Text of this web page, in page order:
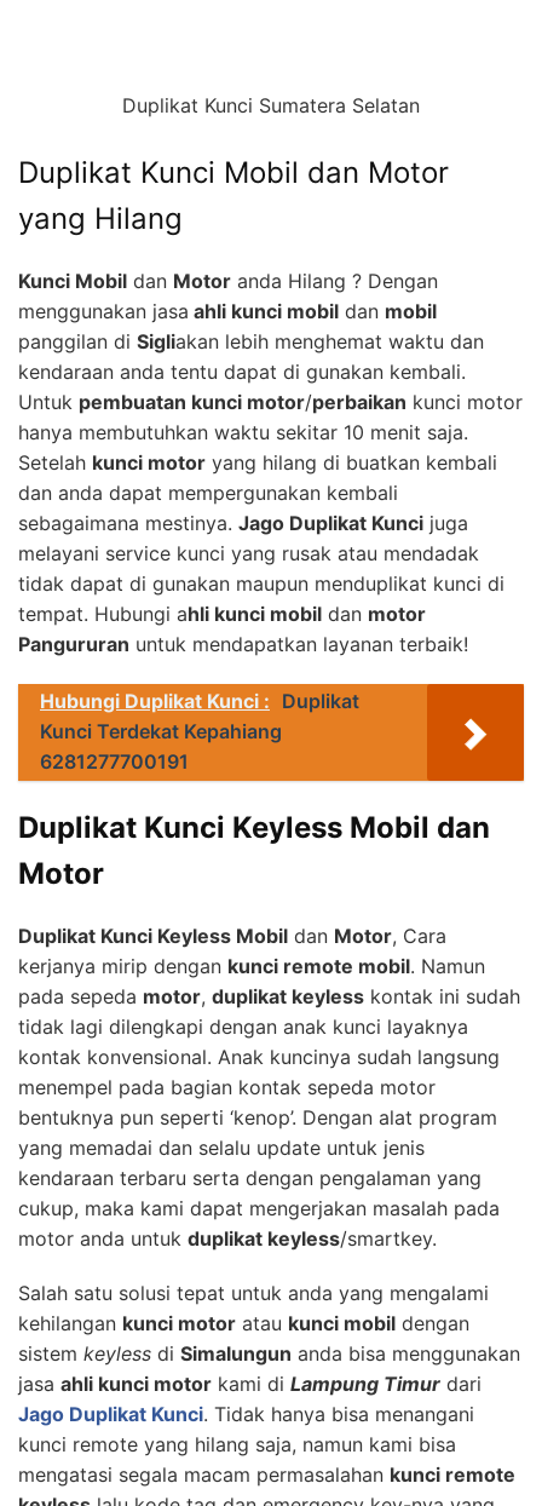
Duplikat Kunci Sumatera Selatan
Duplikat Kunci Mobil dan Motor
yang Hilang
Kunci Mobil dan Motor anda Hilang ? Dengan
menggunakan jasa ahli kunci mobil dan mobil
panggilan di Sigliakan lebih menghemat waktu dan
kendaraan anda tentu dapat di gunakan kembali.
Untuk pembuatan kunci motor/perbaikan kunci motor
hanya membutuhkan waktu sekitar 10 menit saja.
Setelah kunci motor yang hilang di buatkan kembali
dan anda dapat mempergunakan kembali
sebagaimana mestinya. Jago Duplikat Kunci juga
melayani service kunci yang rusak atau mendadak
tidak dapat di gunakan maupun menduplikat kunci di
tempat. Hubungi ahli kunci mobil dan motor
Pangururan untuk mendapatkan layanan terbaik!
Hubungi Duplikat Kunci : Duplikat
Kunci Terdekat Kepahiang
6281277700191
Duplikat Kunci Keyless Mobil dan
Motor
Duplikat Kunci Keyless Mobil dan Motor, Cara
kerjanya mirip dengan kunci remote mobil. Namun
pada sepeda motor, duplikat keyless kontak ini sudah
tidak lagi dilengkapi dengan anak kunci layaknya
kontak konvensional. Anak kuncinya sudah langsung
menempel pada bagian kontak sepeda motor
bentuknya pun seperti ‘kenop’. Dengan alat program
yang memadai dan selalu update untuk jenis
kendaraan terbaru serta dengan pengalaman yang
cukup, maka kami dapat mengerjakan masalah pada
motor anda untuk duplikat keyless/smartkey.
Salah satu solusi tepat untuk anda yang mengalami
kehilangan kunci motor atau kunci mobil dengan
sistem keyless di Simalungun anda bisa menggunakan
jasa ahli kunci motor kami di Lampung Timur dari
Jago Duplikat Kunci. Tidak hanya bisa menangani
kunci remote yang hilang saja, namun kami bisa
mengatasi segala macam permasalahan kunci remote